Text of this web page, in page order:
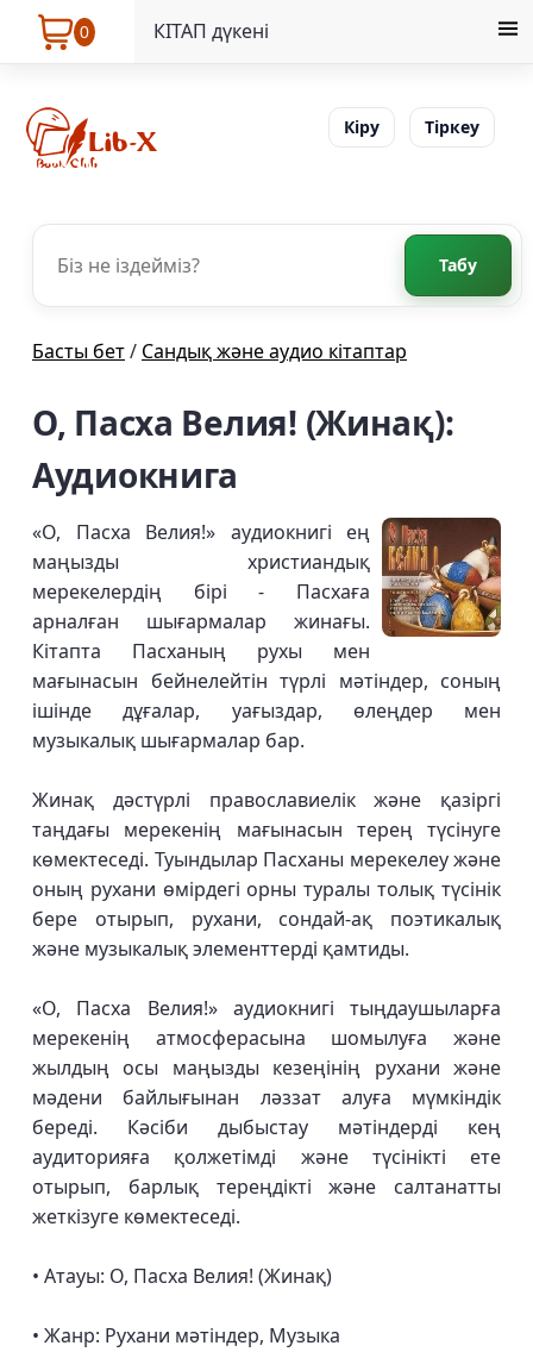
0 КІТАП дүкені
Кіру Тіркеу
Табу
Басты бет/ Сандық және аудио кітаптар
О, Пасха Велия! (Жинақ):
Аудиокнига
«О, Пасха Велия!» аудиокнигі ең
маңызды христиандық
мерекелердің бірі - Пасхаға
арналған шығармалар жинағы.
Кітапта Пасханың рухы мен
мағынасын бейнелейтін түрлі мәтіндер, соның
ішінде дұғалар, уағыздар, өлеңдер мен
музыкалық шығармалар бар.
Жинақ дәстүрлі православиелік және қазіргі
таңдағы мерекенің мағынасын терең түсінуге
көмектеседі. Туындылар Пасханы мерекелеу және
оның рухани өмірдегі орны туралы толық түсінік
бере отырып, рухани, сондай-ақ поэтикалық
және музыкалық элементтерді қамтиды.
«О, Пасха Велия!» аудиокнигі тыңдаушыларға
мерекенің атмосферасына шомылуға және
жылдың осы маңызды кезеңінің рухани және
мәдени байлығынан ләззат алуға мүмкіндік
береді. Кәсіби дыбыстау мәтіндерді кең
аудиторияға қолжетімді және түсінікті ете
отырып, барлық тереңдікті және салтанатты
жеткізуге көмектеседі.
• Атауы: О, Пасха Велия! (Жинақ)
• Жанр: Рухани мәтіндер, Музыка